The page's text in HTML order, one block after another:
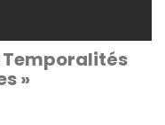
Temporalités
»